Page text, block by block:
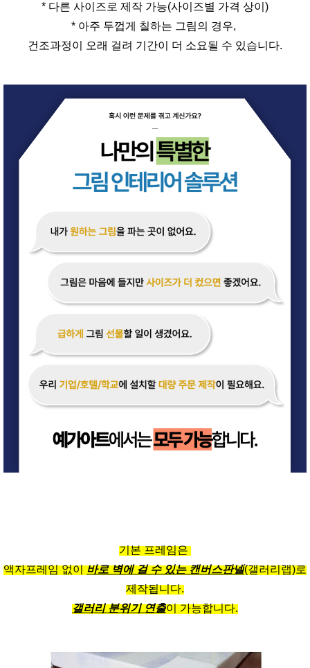
* 다른 사이즈로 제작 가능(사이즈별 가격 상이)
* 아주 두껍게 칠하는 그림의 경우,
건조과정이 오래 걸려 기간이 더 소요될 수 있습니다.
기본 프레임은
액자프레임 없이 바로 벽에 걸 수 있는 캔버스판넬(갤러리랩)로
제작됩니다.
갤러리 분위기 연출이 가능합니다.